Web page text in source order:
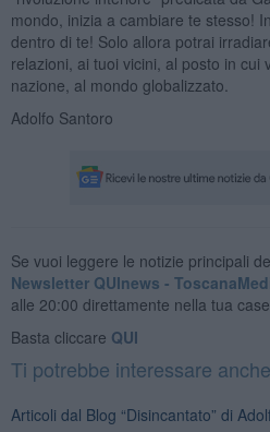
mondo, inizia a cambiare te stesso!
dentro di te! Solo allora potrai
relazioni, ai tuoi vicini, al posto in cui
nazione, al mondo globalizzato.
Adolfo Santoro
Se vuoi leggere le notizie principali
Newsletter QUInews -
alle 20:00 direttamente nella tua
Basta cliccare QUI
Ti potrebbe interessare
Articoli dal Blog “Disincantato” di